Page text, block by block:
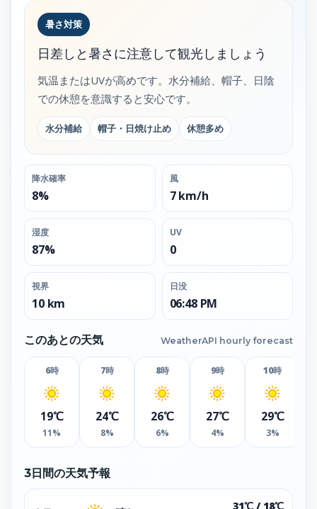
暑さ対策
日差しと暑さに注意して観光しましょう
気温またはUVが高めです。水分補給、帽子、日陰
での休憩を意識すると安心です。
水分補給 帽子・日焼け止め 休憩多め
降水確率
8%
風
7 km/h
湿度
87%
UV
0
視界
10 km
日没
06:48 PM
このあとの天気 WeatherAPI hourly forecast
6時
19℃
11%
7時
24℃
8%
8時
26℃
6%
9時
27℃
4%
10時
29℃
3%
3日間の天気予報
31℃ / 18℃